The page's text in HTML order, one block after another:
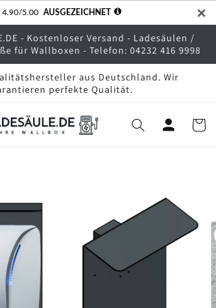
✕
- Kostenloser Versand - Ladesäulen /
für Wallboxen - Telefon: 04232 416 9998
aus Deutschland. Wir
perfekte Qualität.